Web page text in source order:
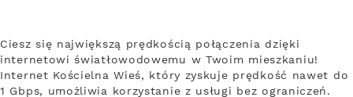
Ciesz się największą prędkością połączenia dzięki
internetowi światłowodowemu w Twoim mieszkaniu!
Internet Kościelna Wieś, który zyskuje prędkość nawet do
1 Gbps, umożliwia korzystanie z usługi bez ograniczeń.